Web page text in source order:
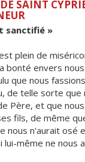
SAINT
sanctifié »
plein de
bonté envers
que nous
de telle sorte que
Père, et que
fils, de même
nous n'aurait osé
lui-même ne nous